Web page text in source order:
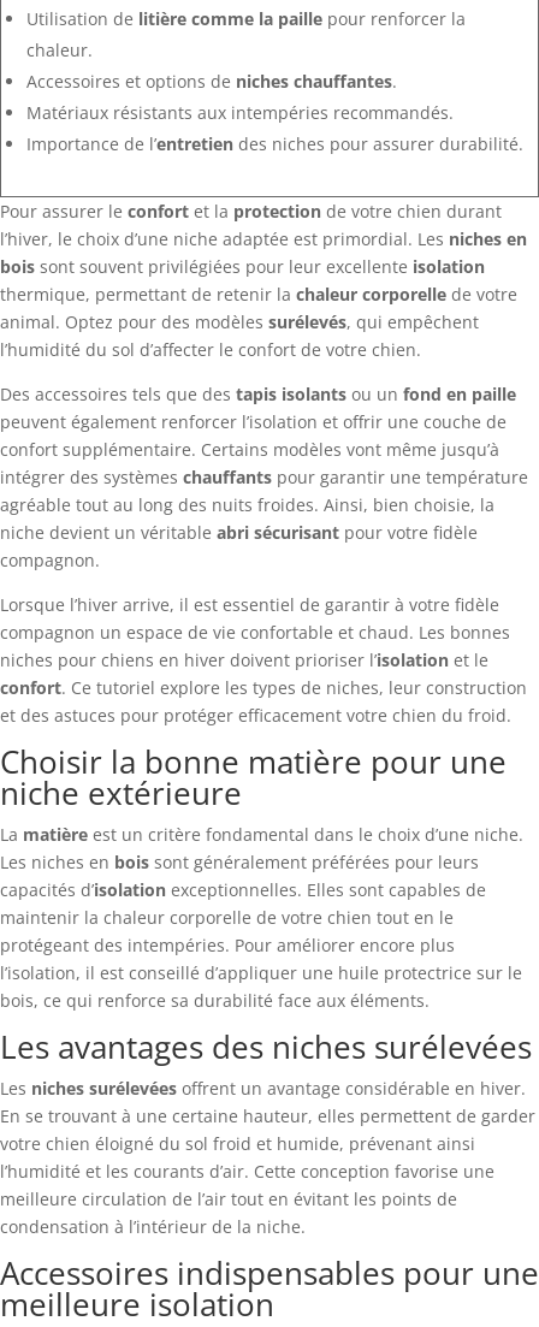
Utilisation de litière comme la paille pour renforcer la
chaleur.
Accessoires et options de niches chauffantes.
Matériaux résistants aux intempéries recommandés.
Importance de l’entretien des niches pour assurer durabilité.
Pour assurer le confort et la protection de votre chien durant
l’hiver, le choix d’une niche adaptée est primordial. Les niches en
bois sont souvent privilégiées pour leur excellente isolation
thermique, permettant de retenir la chaleur corporelle de votre
animal. Optez pour des modèles surélevés, qui empêchent
l’humidité du sol d’affecter le confort de votre chien.
Des accessoires tels que des tapis isolants ou un fond en paille
peuvent également renforcer l’isolation et offrir une couche de
confort supplémentaire. Certains modèles vont même jusqu’à
intégrer des systèmes chauffants pour garantir une température
agréable tout au long des nuits froides. Ainsi, bien choisie, la
niche devient un véritable abri sécurisant pour votre fidèle
compagnon.
Lorsque l’hiver arrive, il est essentiel de garantir à votre fidèle
compagnon un espace de vie confortable et chaud. Les bonnes
niches pour chiens en hiver doivent prioriser l’isolation et le
confort. Ce tutoriel explore les types de niches, leur construction
et des astuces pour protéger efficacement votre chien du froid.
Choisir la bonne matière pour une
niche extérieure
La matière est un critère fondamental dans le choix d’une niche.
Les niches en bois sont généralement préférées pour leurs
capacités d’isolation exceptionnelles. Elles sont capables de
maintenir la chaleur corporelle de votre chien tout en le
protégeant des intempéries. Pour améliorer encore plus
l’isolation, il est conseillé d’appliquer une huile protectrice sur le
bois, ce qui renforce sa durabilité face aux éléments.
Les avantages des niches surélevées
Les niches surélevées offrent un avantage considérable en hiver.
En se trouvant à une certaine hauteur, elles permettent de garder
votre chien éloigné du sol froid et humide, prévenant ainsi
l’humidité et les courants d’air. Cette conception favorise une
meilleure circulation de l’air tout en évitant les points de
condensation à l’intérieur de la niche.
Accessoires indispensables pour une
meilleure isolation